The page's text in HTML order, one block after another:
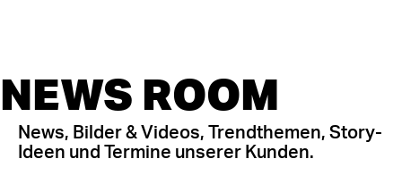
NEWS ROOM
News, Bilder & Videos, Trendthemen, Story-
Ideen und Termine unserer Kunden.